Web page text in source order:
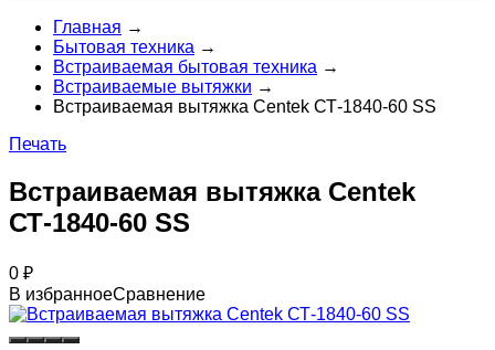
Главная →
Бытовая техника →
Встраиваемая бытовая техника →
Встраиваемые вытяжки →
Встраиваемая вытяжка Centek СТ-1840-60 SS
Печать
Встраиваемая вытяжка Centek
СТ-1840-60 SS
0 ₽
В избранноеСравнение